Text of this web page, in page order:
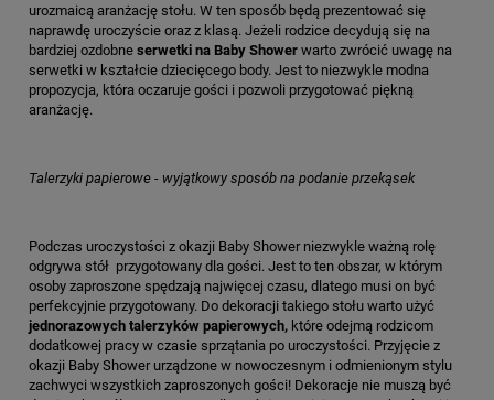
urozmaicą aranżację stołu. W ten sposób będą prezentować się
naprawdę uroczyście oraz z klasą. Jeżeli rodzice decydują się na
bardziej ozdobne serwetki na Baby Shower warto zwrócić uwagę na
serwetki w kształcie dziecięcego body. Jest to niezwykle modna
propozycja, która oczaruje gości i pozwoli przygotować piękną
aranżację.
Talerzyki papierowe - wyjątkowy sposób na podanie przekąsek
Podczas uroczystości z okazji Baby Shower niezwykle ważną rolę
odgrywa stół przygotowany dla gości. Jest to ten obszar, w którym
osoby zaproszone spędzają najwięcej czasu, dlatego musi on być
perfekcyjnie przygotowany. Do dekoracji takiego stołu warto użyć
jednorazowych talerzyków papierowych, które odejmą rodzicom
dodatkowej pracy w czasie sprzątania po uroczystości. Przyjęcie z
okazji Baby Shower urządzone w nowoczesnym i odmienionym stylu
zachwyci wszystkich zaproszonych gości! Dekoracje nie muszą być